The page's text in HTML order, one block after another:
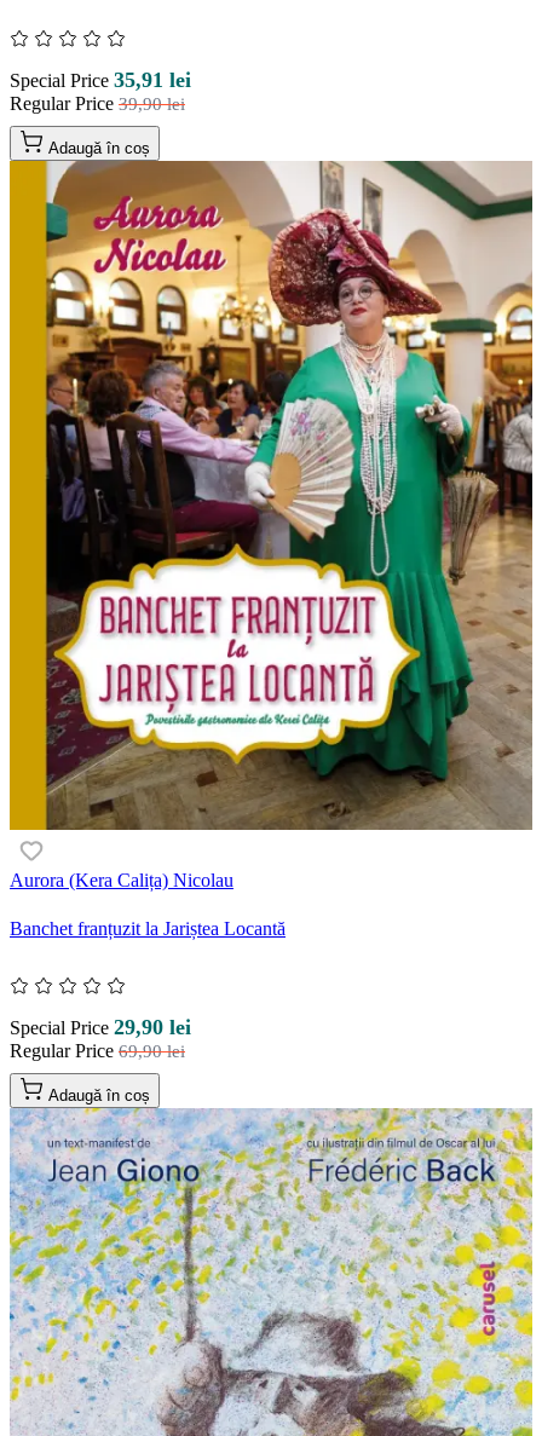
Special Price 35,91 lei
Regular Price 39,90 lei
Adaugă în coș
Aurora (Kera Calița) Nicolau
Banchet franțuzit la Jariștea Locantă
Special Price 29,90 lei
Regular Price 69,90 lei
Adaugă în coș